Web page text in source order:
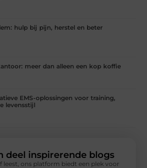
hulp bij pijn, herstel en beter
meer dan alleen een kop koffie
EMS-oplossingen voor training,
levensstijl
deel inspirerende blogs
leest, ons platform biedt een plek voor